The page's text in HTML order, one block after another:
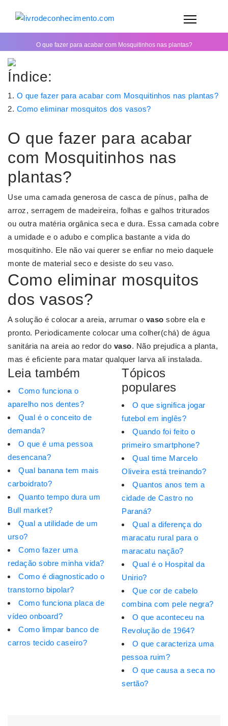
O que fazer para acabar com Mosquitinhos nas plantas?
Índice:
O que fazer para acabar com Mosquitinhos nas plantas?
Como eliminar mosquitos dos vasos?
O que fazer para acabar
com Mosquitinhos nas
plantas?
Use uma camada generosa de casca de pínus, palha de
arroz, serragem de madeireira, folhas e galhos triturados
ou outra matéria orgânica seca e dura. Essa camada cobre
a umidade e o adubo e complica bastante a vida do
mosquitinho. Ele não vai querer se enfiar no meio daquele
monte de material seco e desiste do seu vaso.
Como eliminar mosquitos
dos vasos?
A solução é colocar a areia, arrumar o vaso sobre ela e
pronto. Periodicamente colocar uma colher(chá) de água
sanitária na areia ao redor do vaso. Não prejudica a planta,
mas é eficiente para matar qualquer larva ali instalada.
Leia também
Como funciona o
aparelho nos dentes?
Qual é o conceito de
demanda?
O que é uma pessoa
desencana?
Qual banana tem mais
carboidrato?
Quanto tempo dura um
Bull market?
Qual a utilidade de um
urso?
Como fazer uma
redação sobre minha vida?
Como é diagnosticado o
transtorno bipolar?
Como funciona placa de
vídeo onboard?
Como limpar banco de
carros tecido caseiro?
Tópicos
populares
O que significa jogar
futebol em inglês?
Quando foi feito o
primeiro smartphone?
Qual time Marcelo
Oliveira está treinando?
Quantos anos tem a
cidade de Castro no
Paraná?
Qual a diferença do
maracatu rural para o
maracatu nação?
Qual é o Hospital da
Unirio?
Que cor de cabelo
combina com pele negra?
O que aconteceu na
Revolução de 1964?
O que caracteriza uma
pessoa ruim?
O que causa a seca no
sertão?